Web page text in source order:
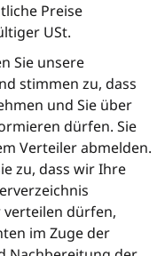
Preise
USt.
Sie unsere
stimmen zu, dass
und Sie über
dürfen. Sie
Verteiler abmelden.
zu, dass wir Ihre
verteilen dürfen,
im Zuge der